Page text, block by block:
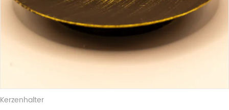
Diese Kerzen wurden zu 100% aus nachwachsenden
Sojabohnen gegossen.
Unsere Kerzen werden alle in Handarbeit in
Dithmarschen gefertigt.
Da es sich bei unseren Kerzen um Naturprodukte
handelt, können Formen, Farben und Größen leicht
Kerzenhalter